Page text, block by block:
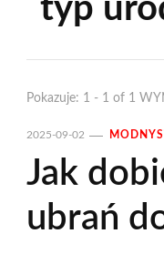
typ
Pokazuje: 1 - 1 of 1
2025-09-02
Jak
ubrań